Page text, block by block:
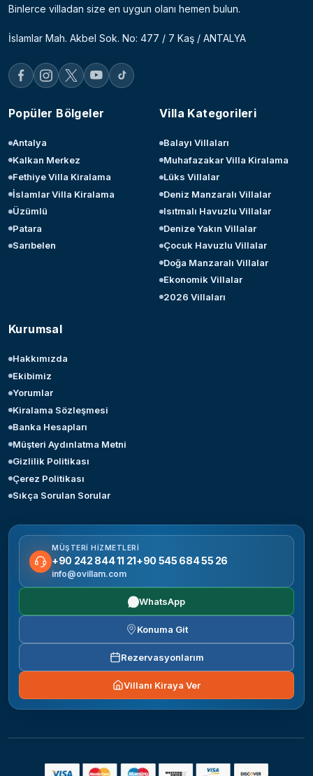
Binlerce villadan size en uygun olanı hemen bulun.
İslamlar Mah. Akbel Sok. No: 477 / 7 Kaş / ANTALYA
Popüler Bölgeler
Antalya
Kalkan Merkez
Fethiye Villa Kiralama
İslamlar Villa Kiralama
Üzümlü
Patara
Sarıbelen
Villa Kategorileri
Balayı Villaları
Muhafazakar Villa Kiralama
Lüks Villalar
Deniz Manzaralı Villalar
Isıtmalı Havuzlu Villalar
Denize Yakın Villalar
Çocuk Havuzlu Villalar
Doğa Manzaralı Villalar
Ekonomik Villalar
2026 Villaları
Kurumsal
Hakkımızda
Ekibimiz
Yorumlar
Kiralama Sözleşmesi
Banka Hesapları
Müşteri Aydınlatma Metni
Gizlilik Politikası
Çerez Politikası
Sıkça Sorulan Sorular
MÜŞTERI HIZMETLERI
+90 242 844 11 21+90 545 684 55 26
info@ovillam.com
WhatsApp
Konuma Git
Rezervasyonlarım
Villanı Kiraya Ver